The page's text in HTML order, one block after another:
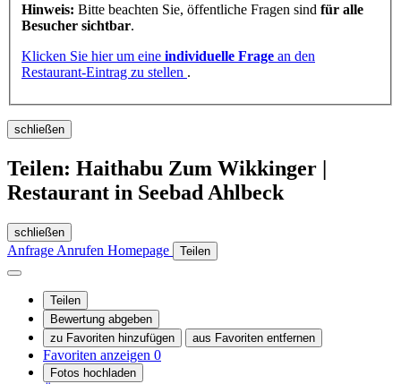
Hinweis: Bitte beachten Sie, öffentliche Fragen sind für alle
Besucher sichtbar.
Klicken Sie hier um eine individuelle Frage an den
Restaurant-Eintrag zu stellen .
schließen
Teilen: Haithabu Zum Wikkinger |
Restaurant in Seebad Ahlbeck
schließen
Anfrage Anrufen Homepage Teilen
Teilen
Bewertung abgeben
zu Favoriten hinzufügen
aus Favoriten entfernen
Favoriten anzeigen 0
Fotos hochladen